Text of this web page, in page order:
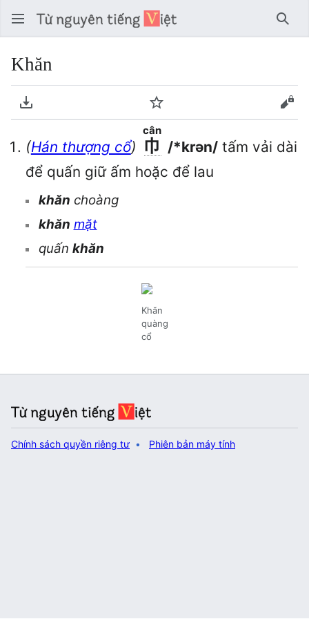
Tìm
Khăn
Tải về PDF Theo dõi
(Hán thượng cổ) 巾
cân
/*krən/ tấm vải dài
để quấn giữ ấm hoặc để lau
khăn choàng
khăn mặt
quấn khăn
Khăn
quàng
cổ
Chính sách quyền riêng tư Phiên bản máy tính